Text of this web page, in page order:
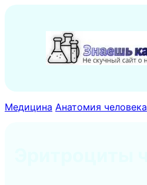
содержимому
Медицина Анатомия человека